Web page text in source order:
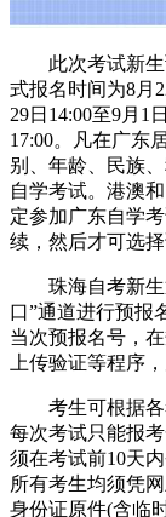
此次考试新生预
式报名时间为8月
29日14:00至9月1
17:00。凡在广东
别、年龄、民族
自学考试。港澳
定参加广东自学
续，然后才可选择
珠海自考新生
口”通道进行预报
当次预报名号，
上传验证等程序
考生可根据各
每次考试只能报
须在考试前10天
所有考生均须凭
身份证原件(含临